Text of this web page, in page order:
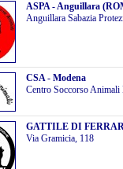
ASPA - Anguillara
Anguillara Sabazia
CSA - Modena
Centro Soccorso Animali
GATTILE DI
Via Gramicia, 118